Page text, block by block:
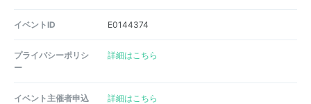
イベントID E0144374
プライバシーポリシ
ー
詳細はこちら
イベント主催者申込
詳細はこちら